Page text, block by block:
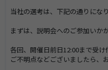
当社の選考は、下記の通りにな
まずは、説明会へのご参加いか
各回、開催日前日12:00まで受け
ご不明点などございましたら、